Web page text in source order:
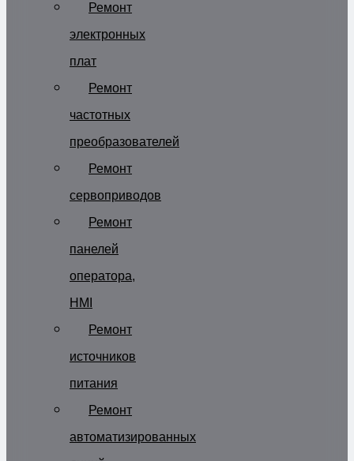
Ремонт
электронных
плат
Ремонт
частотных
преобразователей
Ремонт
сервоприводов
Ремонт
панелей
оператора,
HMI
Ремонт
источников
питания
Ремонт
автоматизированных